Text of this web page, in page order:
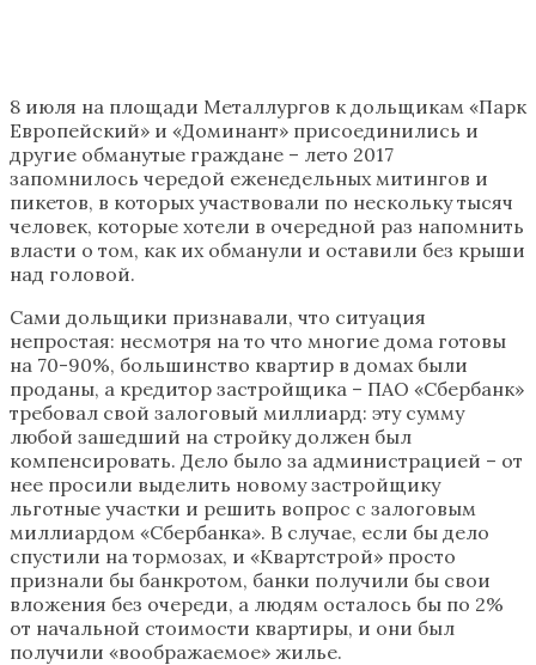
8 июля на площади Металлургов к дольщикам «Парк
Европейский» и «Доминант» присоединились и
другие обманутые граждане – лето 2017
запомнилось чередой еженедельных митингов и
пикетов, в которых участвовали по нескольку тысяч
человек, которые хотели в очередной раз напомнить
власти о том, как их обманули и оставили без крыши
над головой.
Сами дольщики признавали, что ситуация
непростая: несмотря на то что многие дома готовы
на 70-90%, большинство квартир в домах были
проданы, а кредитор застройщика – ПАО «Сбербанк»
требовал свой залоговый миллиард: эту сумму
любой зашедший на стройку должен был
компенсировать. Дело было за администрацией – от
нее просили выделить новому застройщику
льготные участки и решить вопрос с залоговым
миллиардом «Сбербанка». В случае, если бы дело
спустили на тормозах, и «Квартстрой» просто
признали бы банкротом, банки получили бы свои
вложения без очереди, а людям осталось бы по 2%
от начальной стоимости квартиры, и они был
получили «воображаемое» жилье.